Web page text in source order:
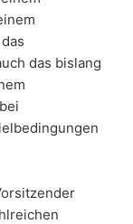
das bislang